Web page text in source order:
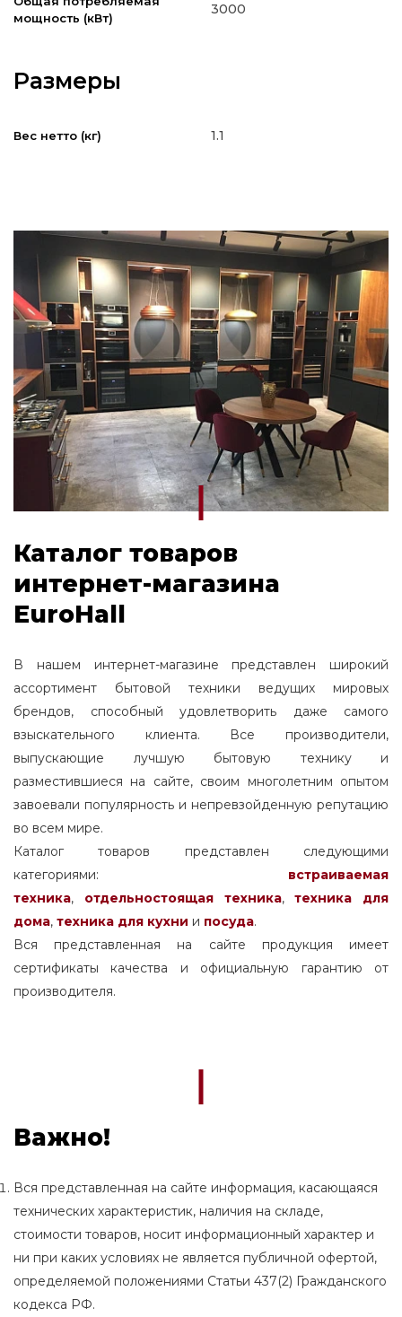
мощность (кВт)
3000
Размеры
Вес нетто (кг) 1.1
Каталог товаров
интернет-магазина
EuroHall
В нашем интернет-магазине представлен широкий
ассортимент бытовой техники ведущих мировых
брендов, способный удовлетворить даже самого
взыскательного клиента. Все производители,
выпускающие лучшую бытовую технику и
разместившиеся на сайте, своим многолетним опытом
завоевали популярность и непревзойденную репутацию
во всем мире.
Каталог товаров представлен следующими
категориями: встраиваемая
техника, отдельностоящаятехника,
техника для
дома, техника для кухни и посуда.
Вся представленная на сайте продукция имеет
сертификаты качества и официальную гарантию от
производителя.
Важно!
Вся представленная на сайте информация, касающаяся
технических характеристик, наличия на складе,
стоимости товаров, носит информационный характер и
ни при каких условиях не является публичной офертой,
определяемой положениями Статьи 437(2) Гражданского
кодекса РФ.